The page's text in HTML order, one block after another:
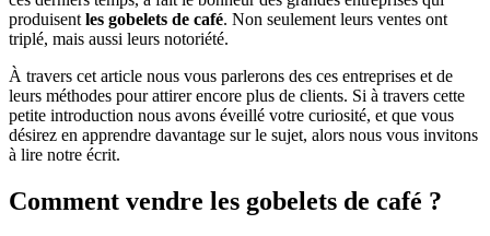
produisent les gobelets de café. Non seulement leurs ventes ont
triplé, mais aussi leurs notoriété.
À travers cet article nous vous parlerons des ces entreprises et de
leurs méthodes pour attirer encore plus de clients. Si à travers cette
petite introduction nous avons éveillé votre curiosité, et que vous
désirez en apprendre davantage sur le sujet, alors nous vous invitons
à lire notre écrit.
Comment vendre les gobelets de café ?